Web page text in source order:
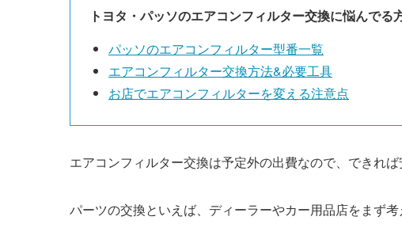
トヨタ・パッソのエアコンフィルター交換に悩んでる
パッソのエアコンフィルター型番一覧
エアコンフィルター交換方法&必要工具
お店でエアコンフィルターを変える注意点
エアコンフィルター交換は予定外の出費なので、できれば
パーツの交換といえば、ディーラーやカー用品店をまず